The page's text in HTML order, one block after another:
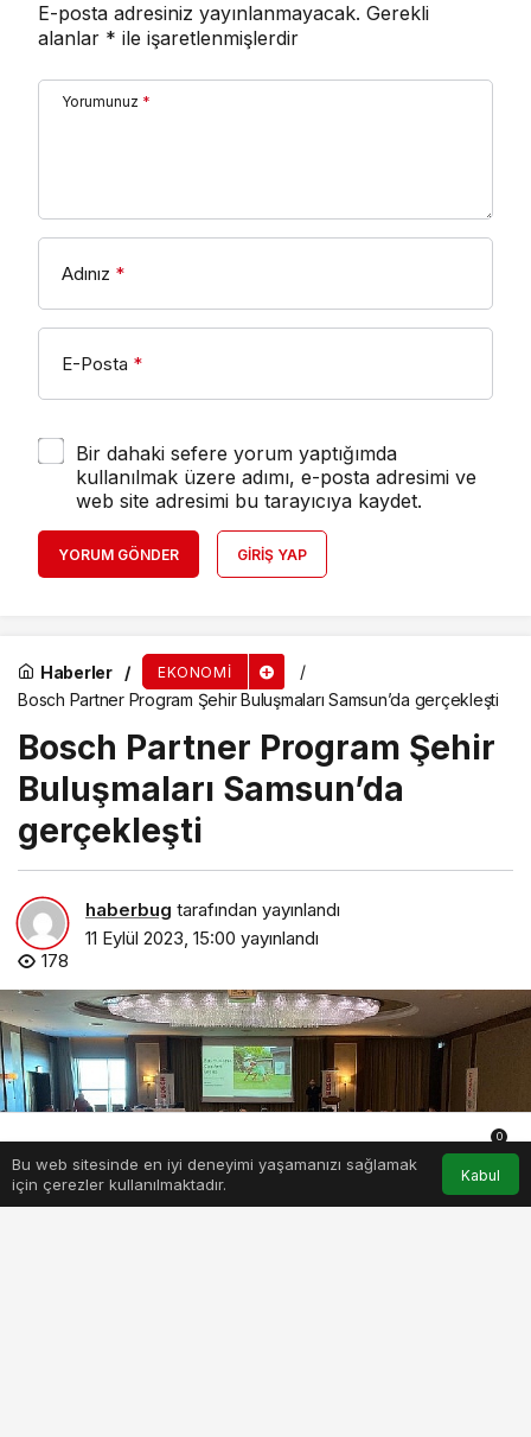
E-posta adresiniz yayınlanmayacak. Gerekli
alanlar * ile işaretlenmişlerdir
Yorumunuz *
Adınız *
E-Posta *
Bir dahaki sefere yorum yaptığımda
kullanılmak üzere adımı, e-posta adresimi ve
web site adresimi bu tarayıcıya kaydet.
YORUM GÖNDER GIRIŞ YAP
Haberler EKONOMI
Bosch Partner Program Şehir Buluşmaları Samsun’da gerçekleşti
Bosch Partner Program Şehir
Buluşmaları Samsun’da
gerçekleşti
haberbug tarafından yayınlandı
11 Eylül 2023, 15:00 yayınlandı
178
Bu web sitesinde en iyi deneyimi yaşamanızı sağlamak
için çerezler kullanılmaktadır.
Kabul
Anasayfa Akış Hesabım Bildirimler
0